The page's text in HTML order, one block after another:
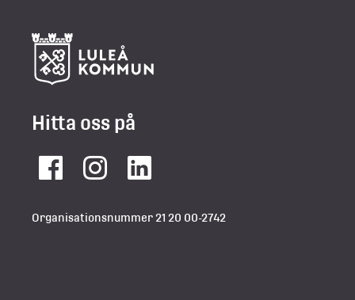
Hitta oss på
FacebookInstagramLinkedIn
Organisationsnummer 21 20 00-2742